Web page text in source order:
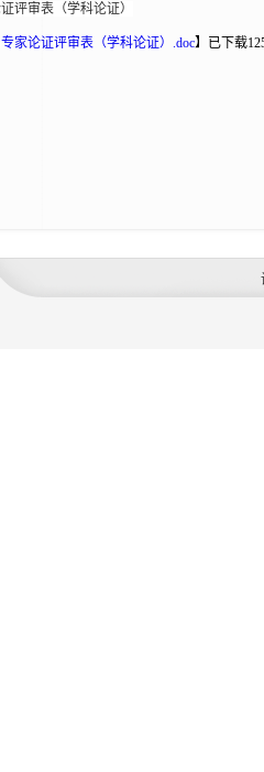
评审表（学科论证）
家论证评审表（学科论证）.doc】 已下载